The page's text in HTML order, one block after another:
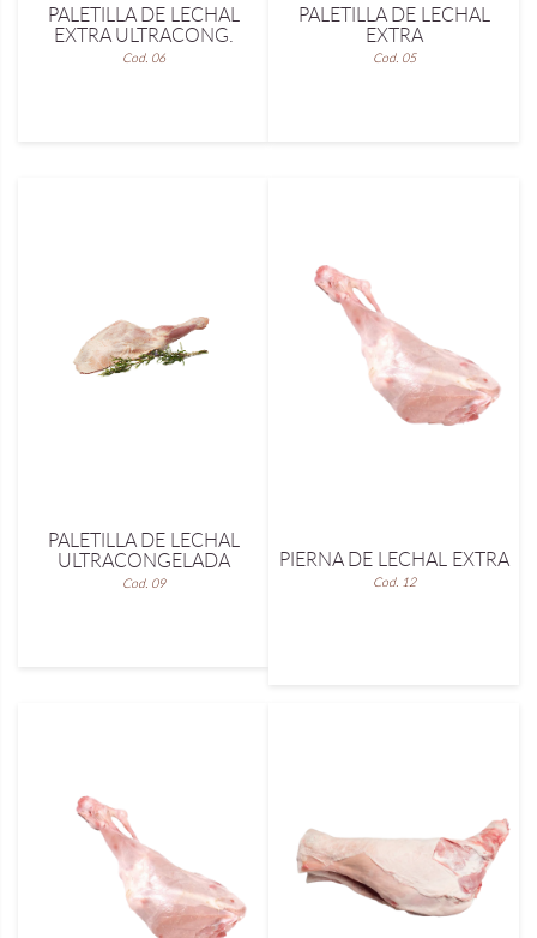
PALETILLA DE LECHAL
EXTRA ULTRACONG.
Cod. 06
PALETILLA DE LECHAL
EXTRA
Cod. 05
PALETILLA DE LECHAL
ULTRACONGELADA
Cod. 09
PIERNA DE LECHAL EXTRA
Cod. 12